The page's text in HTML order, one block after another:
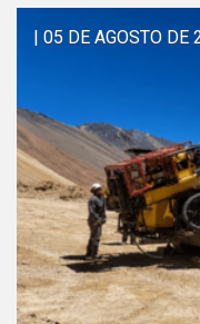
| 05 DE AGOSTO DE